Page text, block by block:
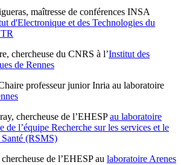
maîtresse de conférences INSA
d'Electronique et des Technologies du
chercheuse du CNRS à l’Institut des
de Rennes
professeur junior Inria au laboratoire
chercheuse de l’EHESPau laboratoire
de l’équipe Recherche sur les services et le
Santé (RSMS)
de l’EHESP au laboratoire Arenes